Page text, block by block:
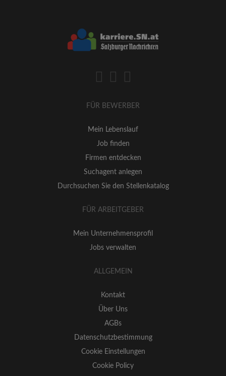
FÜR BEWERBER
Mein Lebenslauf
Job finden
Firmen entdecken
Suchagent anlegen
Durchsuchen Sie den Stellenkatalog
FÜR ARBEITGEBER
Mein Unternehmensprofil
Jobs verwalten
ALLGEMEIN
Kontakt
Über Uns
AGBs
Datenschutzbestimmung
Cookie Einstellungen
Cookie Policy